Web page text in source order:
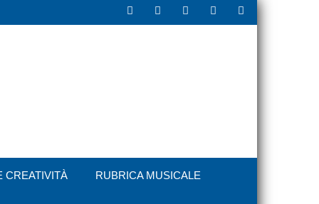
CREATIVITÀ RUBRICA MUSICALE